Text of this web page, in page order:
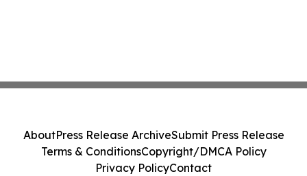
AboutPress Release ArchiveSubmit Press Release
Terms & ConditionsCopyright/DMCA Policy
Privacy PolicyContact